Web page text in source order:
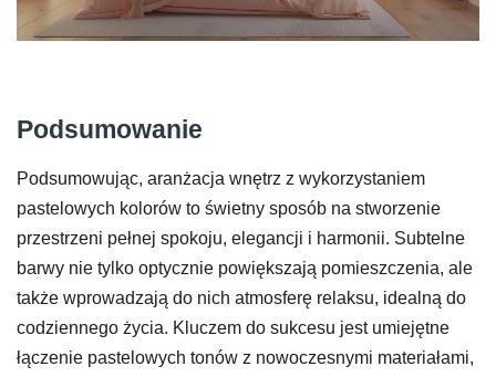
Podsumowanie
Podsumowując, aranżacja wnętrz z wykorzystaniem
pastelowych kolorów to świetny sposób na stworzenie
przestrzeni pełnej spokoju, elegancji i harmonii. Subtelne
barwy nie tylko optycznie powiększają pomieszczenia, ale
także wprowadzają do nich atmosferę relaksu, idealną do
codziennego życia. Kluczem do sukcesu jest umiejętne
łączenie pastelowych tonów z nowoczesnymi materiałami,